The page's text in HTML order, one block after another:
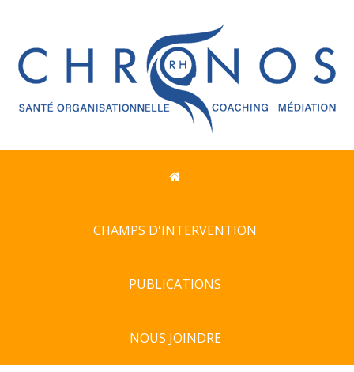
CHAMPS D'INTERVENTION
PUBLICATIONS
NOUS JOINDRE